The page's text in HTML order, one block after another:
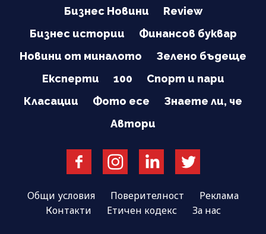
Бизнес Новини
Review
Бизнес истории
Финансов буквар
Новини от миналото
Зелено бъдеще
Експерти
100
Спорт и пари
Класации
Фото есе
Знаете ли, че
Автори
Общи условия Поверителност
Реклама
Контакти
Етичен кодекс За нас